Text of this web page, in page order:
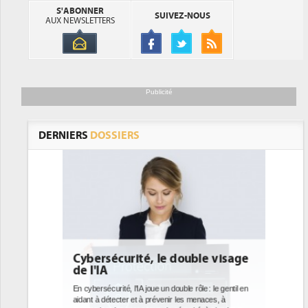
S'ABONNER
AUX NEWSLETTERS
SUIVEZ-NOUS
Publicité
DERNIERS DOSSIERS
DEE: l'efficacité énergétique
bientôt une obligation pour les
datacenters
Des datacenters plus durables et plus efficaces, c'est